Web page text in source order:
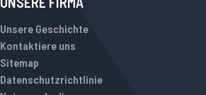
Unsere Geschichte
Kontaktiere uns
Sitemap
Datenschutzrichtlinie